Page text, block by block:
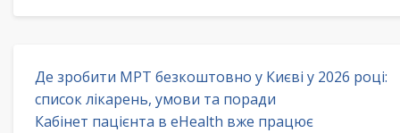
Де зробити МРТ безкоштовно у Києві у 2026 році:
список лікарень, умови та поради
Кабінет пацієнта в eHealth вже працює